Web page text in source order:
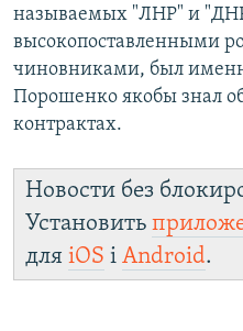
называемых "ЛНР" и
высокопоставленными
чиновниками, был
Порошенко якобы знал
контрактах.
Новости без
Установить
для iOS і Android.